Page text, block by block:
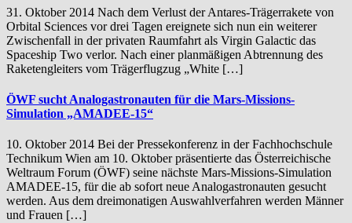
31. Oktober 2014 Nach dem Verlust der Antares-Trägerrakete von
Orbital Sciences vor drei Tagen ereignete sich nun ein weiterer
Zwischenfall in der privaten Raumfahrt als Virgin Galactic das
Spaceship Two verlor. Nach einer planmäßigen Abtrennung des
Raketengleiters vom Trägerflugzug „White […]
ÖWF sucht Analogastronauten für die Mars-Missions-
Simulation „AMADEE-15“
10. Oktober 2014 Bei der Pressekonferenz in der Fachhochschule
Technikum Wien am 10. Oktober präsentierte das Österreichische
Weltraum Forum (ÖWF) seine nächste Mars-Missions-Simulation
AMADEE-15, für die ab sofort neue Analogastronauten gesucht
werden. Aus dem dreimonatigen Auswahlverfahren werden Männer
und Frauen […]